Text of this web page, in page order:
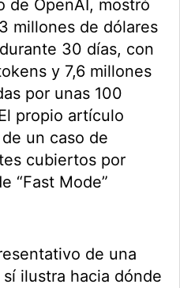
de OpenAI, mostró
millones de dólares
30 días, con
y 7,6 millones
por unas 100
propio artículo
un caso de
cubiertos por
“Fast Mode”
de una
ilustra hacia dónde